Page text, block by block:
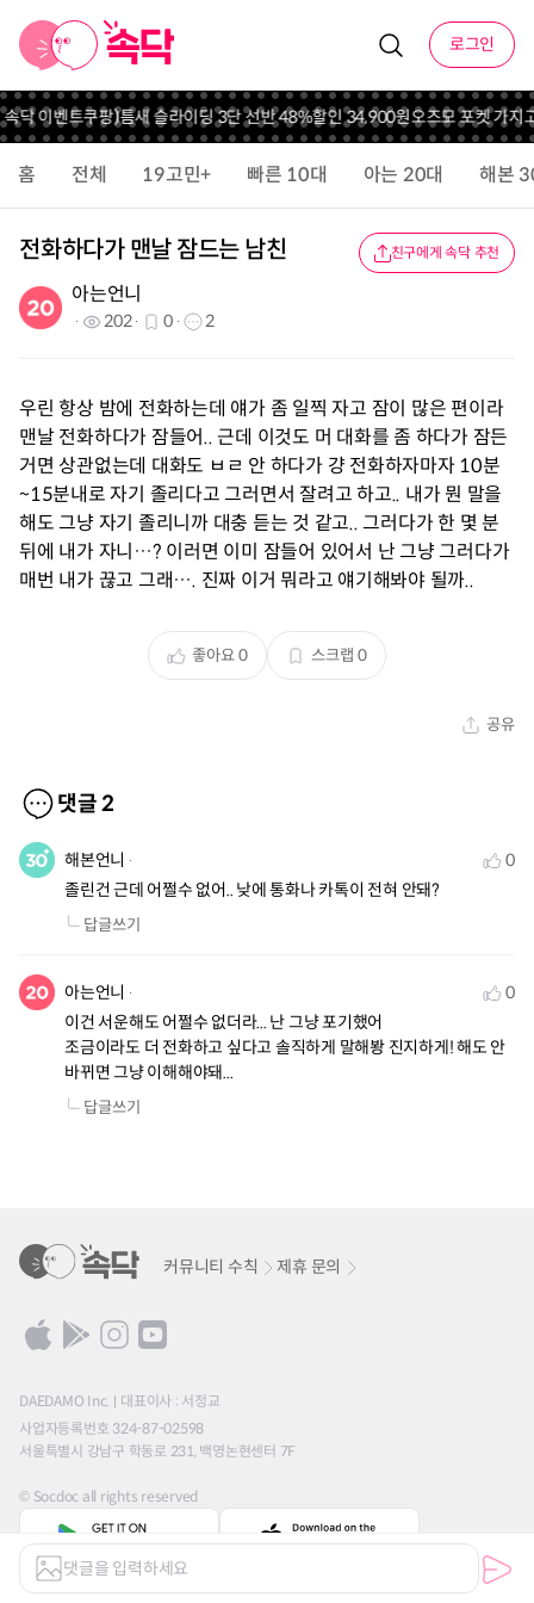
로그인
닥 이벤트쿠팡)틈새 슬라이딩 3단 선반 48%할인 34,900원오즈모 포켓 가지
홈 전체 19고민+ 빠른 10대 아는 20대 해본
전화하다가 맨날 잠드는 남친 친구에게 속닥 추천
아는언니
202 0 2
우린 항상 밤에 전화하는데 얘가 좀 일찍 자고 잠이 많은 편이라
맨날 전화하다가 잠들어.. 근데 이것도 머 대화를 좀 하다가 잠든
거면 상관없는데 대화도 ㅂㄹ 안 하다가 걍 전화하자마자 10분
~15분내로 자기 졸리다고 그러면서 잘려고 하고.. 내가 뭔 말을
해도 그냥 자기 졸리니까 대충 듣는 것 같고.. 그러다가 한 몇 분
뒤에 내가 자니…? 이러면 이미 잠들어 있어서 난 그냥 그러다가
매번 내가 끊고 그래…. 진짜 이거 뭐라고 얘기해봐야 될까..
좋아요0 스크랩 0
공유
댓글2
해본언니
0
졸린건 근데 어쩔수 없어.. 낮에 통화나 카톡이 전혀 안돼?
답글쓰기
아는언니
0
이건 서운해도 어쩔수 없더라... 난 그냥 포기했어
조금이라도 더 전화하고 싶다고 솔직하게 말해봥 진지하게! 해도 안
바뀌면 그냥 이해해야돼...
답글쓰기
커뮤니티 수칙 제휴 문의
DAEDAMO Inc.
대표이사 : 서정교
사업자등록번호 324-87-02598
서울특별시 강남구 학동로 231, 백영논현센터 7F
© Socdoc all rights reserved